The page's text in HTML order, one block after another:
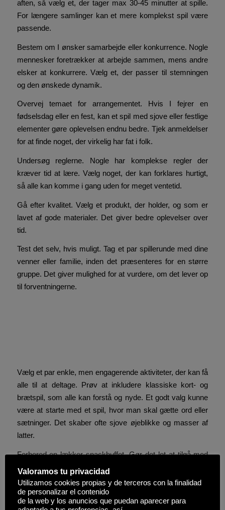
aften, så vælg et, der tager max 30-45 minutter at spille.
For længere samlinger kan et mere komplekst spil være
passende.
Bestem om I ønsker samarbejde eller konkurrence. Nogle
mennesker foretrækker at arbejde sammen, mens andre
elsker at konkurrere. Vælg et, der passer til stemningen
og den ønskede dynamik.
Overvej temaet for arrangementet. Hvis I fejrer en
fødselsdag eller en fest, kan et spil med sjove eller festlige
elementer gøre oplevelsen endnu bedre. Tjek anmeldelser
for at finde noget, der virkelig har fat i folk.
Undersøg reglerne. Nogle har komplekse regler der
kræver tid at lære. Vælg noget, der kan forklares hurtigt,
så alle kan komme i gang uden for meget ventetid.
Gå efter kvalitet. Vælg et produkt, der holder, og som er
lavet af gode materialer. Det giver bedre oplevelser over
tid.
Test det selv, hvis muligt. Tag et par spillerunde med dine
venner eller familie, inden det præsenteres for en større
gruppe. Det giver mulighed for at vurdere, om det lever op
til forventningerne.
Vælg et par enkle, men engagerende aktiviteter, der kan få
alle til at deltage. Prøv at inkludere klassiske kort- og
brætspil, som alle kan forstå og nyde. Et godt valg kunne
være at starte med et spil, hvor man skal gætte ord eller
sætninger. Det skaber ofte sjove øjeblikke og masser af
latter.
Forbered en lækker snackbuffet. Gør det let at tilgå med
små skåle fyldt med chips, nødder og frugt. Det holder
energien oppe og gør aftenen mere uformel. Glem ikke
drinks til alle aldre – sodavand, juice og måske lidt kaffe til
de voksne.
Valoramos tu privacidad
Utilizamos cookies propias y de terceros con la finalidad
de personalizar el contenido
de la web y los anuncios que puedan aparecer para